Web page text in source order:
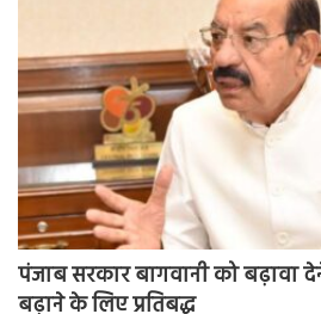
पंजाब सरकार बागवानी को बढ़ावा
बढ़ाने के लिए प्रतिबद्ध